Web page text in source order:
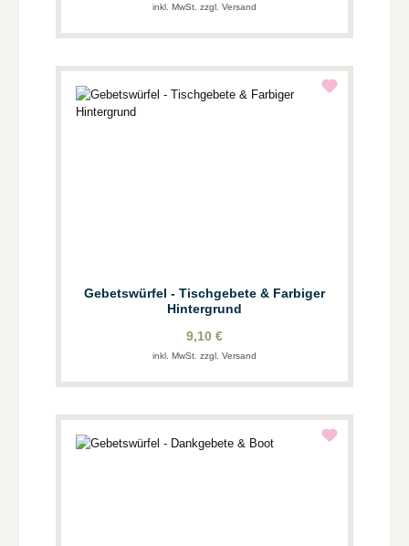
inkl. MwSt. zzgl. Versand
Gebetswürfel - Tischgebete & Farbiger
Hintergrund
9,10 €
inkl. MwSt. zzgl. Versand